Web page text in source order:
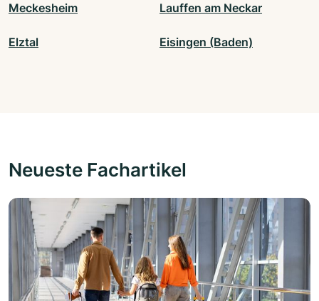
Meckesheim Lauffen am Neckar
Elztal Eisingen (Baden)
Neueste Fachartikel